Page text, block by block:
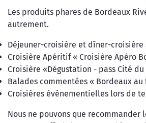
Les produits phares de Bordeaux
autrement.
Déjeuner-croisière et dîner-croisière
Croisière Apéritif « Croisière Apéro
Croisière «Dégustation - pass Cité
Balades commentées « Bordeaux au
Croisières événementielles lors de
Nous ne pouvons que